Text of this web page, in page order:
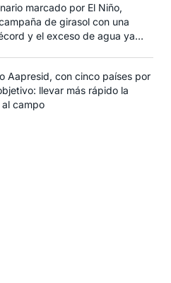
marcado por El Niño,
de girasol con una
y el exceso de agua ya
Aapresid, con cinco países por
llevar más rápido la
campo